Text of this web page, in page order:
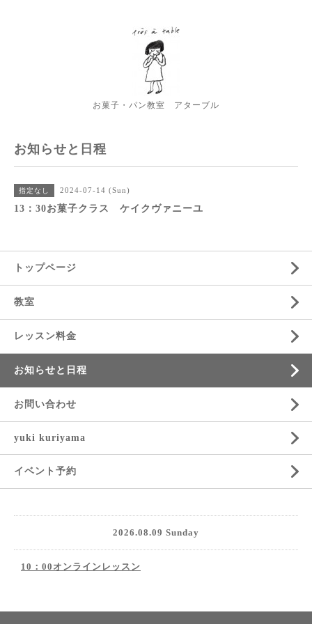
お菓子・パン教室 アターブル
お知らせと日程
指定なし 2024-07-14 (Sun)
13：30お菓子クラス ケイクヴァニーユ
トップページ
教室
レッスン料金
お知らせと日程
お問い合わせ
yuki kuriyama
イベント予約
2026.08.09 Sunday
10：00オンラインレッスン